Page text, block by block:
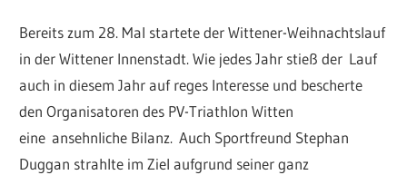
Bereits zum 28. Mal startete der Wittener-Weihnachtslauf
in der Wittener Innenstadt. Wie jedes Jahr stieß der Lauf
auch in diesem Jahr auf reges Interesse und bescherte
den Organisatoren des PV-Triathlon Witten
eine ansehnliche Bilanz. Auch Sportfreund Stephan
Duggan strahlte im Ziel aufgrund seiner ganz